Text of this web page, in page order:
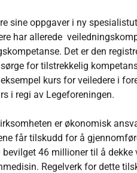
sine oppgaver i ny
har allerede
Det er den
for tilstrekkelig
kurs for veiledere i
i regi av Legeforeningen.
er økonomisk
får tilskudd for å
46 millioner til å dekke
Regelverk for dette